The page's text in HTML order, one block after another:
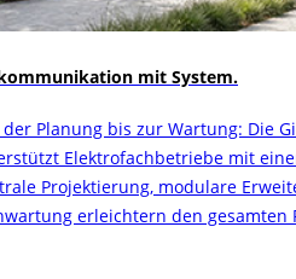
mit System.
der Planung bis zur Wartung: Die
Elektrofachbetriebe mit
Projektierung, modulare
erleichtern den gesamten